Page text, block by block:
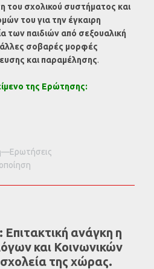
του σχολικού συστήματος και
του για την έγκαιρη
των παιδιών από σεξουαλική
σοβαρές μορφές
και παραμέλησης.
της Ερώτησης:
ανάγκη η
και Κοινωνικών
της χώρας.